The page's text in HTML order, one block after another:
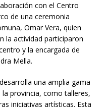
con el Centro
de una ceremonia
Omar Vera, quien
la actividad participaron
y la encargada de
Mella.
una amplia gama
provincia, como talleres,
iniciativas artísticas. Esta